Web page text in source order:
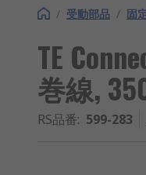
/ 受動部品 / 固
TE
巻線,
RS品番: 599-283